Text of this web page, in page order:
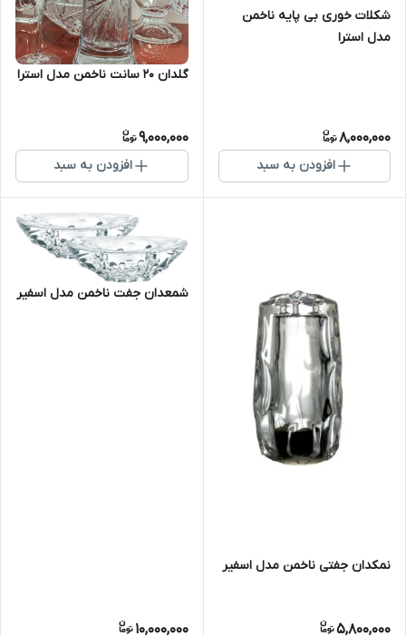
شکلات خوری بی پایه ناخمن
مدل استرا
8,000,000
افزودن به سبد
گلدان ۲۰ سانت ناخمن مدل استرا
9,000,000
افزودن به سبد
نمکدان جفتی ناخمن مدل اسفیر
5,800,000
شمعدان جفت ناخمن مدل اسفیر
10,000,000